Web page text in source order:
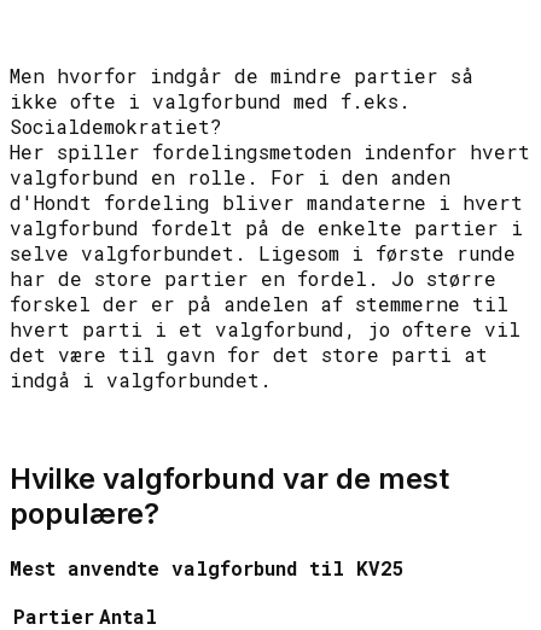
Men hvorfor indgår de mindre partier så
ikke ofte i valgforbund med f.eks.
Socialdemokratiet?
Her spiller fordelingsmetoden indenfor hvert
valgforbund en rolle. For i den anden
d'Hondt fordeling bliver mandaterne i hvert
valgforbund fordelt på de enkelte partier i
selve valgforbundet. Ligesom i første runde
har de store partier en fordel. Jo større
forskel der er på andelen af stemmerne til
hvert parti i et valgforbund, jo oftere vil
det være til gavn for det store parti at
indgå i valgforbundet.
Hvilke valgforbund var de mest
populære?
Mest anvendte valgforbund til KV25
PartierAntal